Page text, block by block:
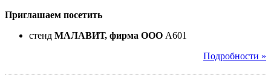
Приглашаем посетить
стенд МАЛАВИТ, фирма ООО A601
Подробности »